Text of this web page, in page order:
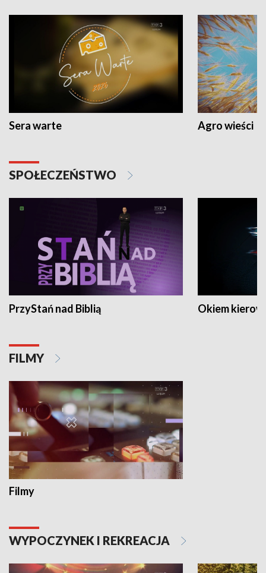
Sera warte Agro wieści
SPOŁECZEŃSTWO
PrzyStań nad Biblią Okiem
FILMY
Filmy
WYPOCZYNEK I REKREACJA